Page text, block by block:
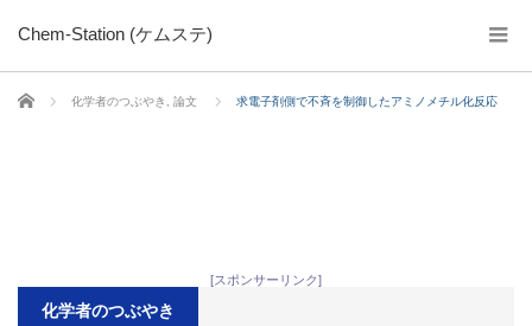
Chem-Station (ケムステ)
ホーム 化学者のつぶやき 論文 求電子剤側で不斉を制御したアミノメチル化反応
[スポンサーリンク]
化学者のつぶやき